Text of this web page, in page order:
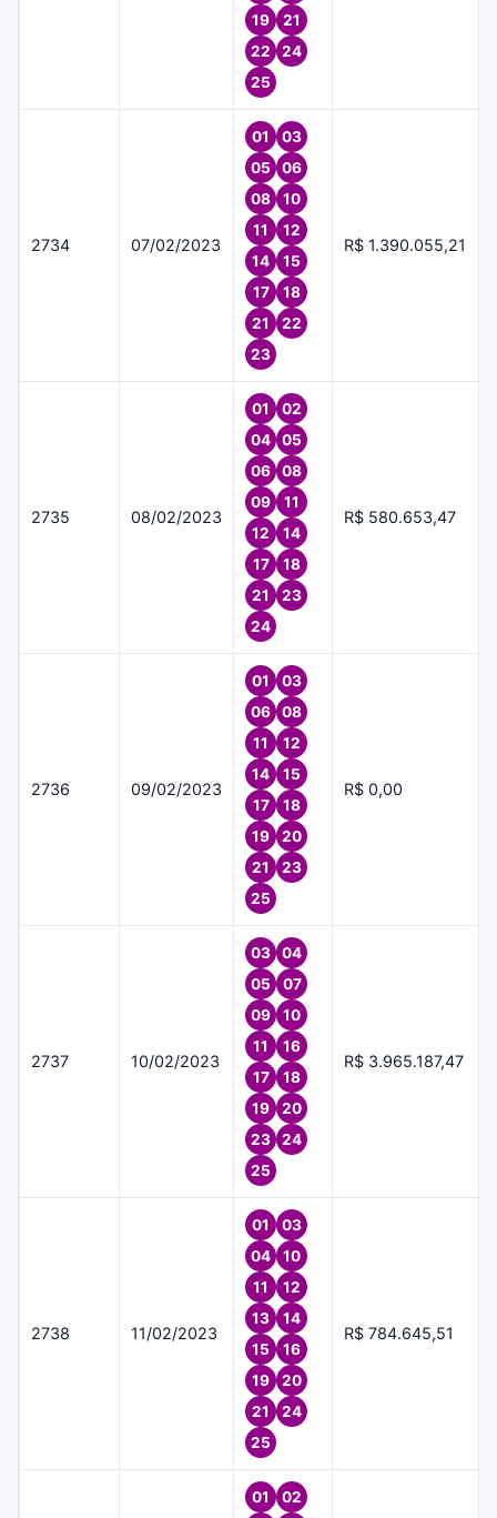
19
21
22
24
25
2734 07/02/2023
01
03
05
06
08
10
11
12
14
15
17
18
21
22
23
R$ 1.390.055,21
2735 08/02/2023
01
02
04
05
06
08
09
11
12
14
17
18
21
23
24
R$ 580.653,47
2736 09/02/2023
01
03
06
08
11
12
14
15
17
18
19
20
21
23
25
R$ 0,00
2737 10/02/2023
03
04
05
07
09
10
11
16
17
18
19
20
23
24
25
R$ 3.965.187,47
2738 11/02/2023
01
03
04
10
11
12
13
14
15
16
19
20
21
24
25
R$ 784.645,51
01
02